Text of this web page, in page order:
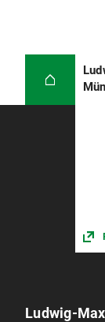
Ludwig-